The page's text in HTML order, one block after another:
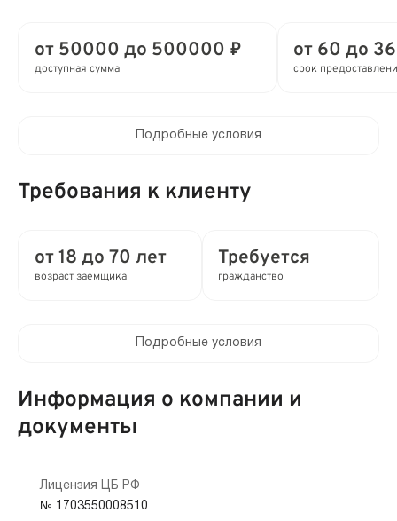
от 50000 до 500000 ₽
доступная сумма
от 60 до
срок
от 0.05 до 0.8%
Привлечение созаемщиков:
Возможно без поручителей
Способы получения:
На карту
Подробные условия
Требования к клиенту
от 18 до 70 лет
возраст заемщика
Требуется
гражданство
Нет
Мобильный телефон:
Кредитная история:
Подробные условия
Информация о компании и
документы
Лицензия ЦБ РФ
№ 1703550008510